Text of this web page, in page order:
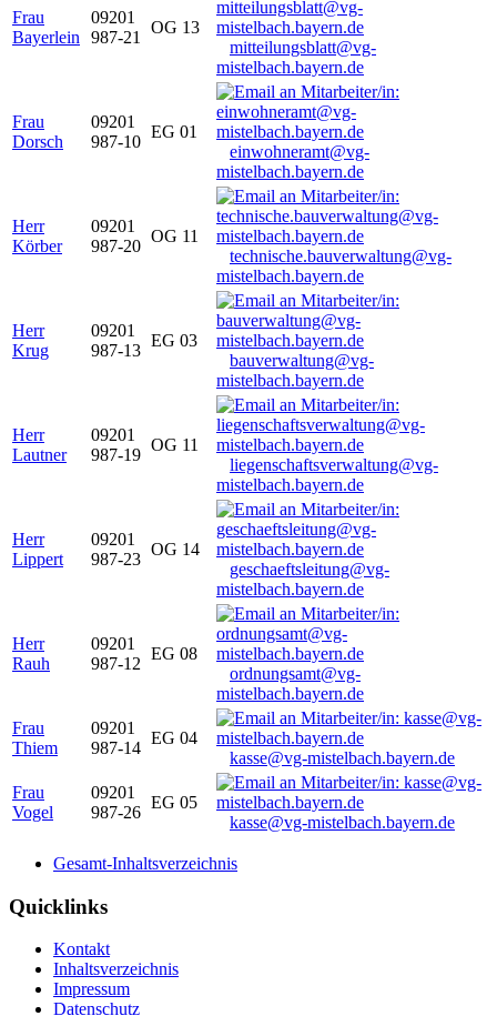
Frau
Bayerlein
09201
987-21
OG 13
mitteilungsblatt@vg-
mistelbach.bayern.de
Frau
Dorsch
09201
987-10
EG 01
einwohneramt@vg-
mistelbach.bayern.de
Herr
Körber
09201
987-20
OG 11
technische.bauverwaltung@vg-
mistelbach.bayern.de
Herr
Krug
09201
987-13
EG 03
bauverwaltung@vg-
mistelbach.bayern.de
Herr
Lautner
09201
987-19
OG 11
liegenschaftsverwaltung@vg-
mistelbach.bayern.de
Herr
Lippert
09201
987-23
OG 14
geschaeftsleitung@vg-
mistelbach.bayern.de
Herr
Rauh
09201
987-12
EG 08
ordnungsamt@vg-
mistelbach.bayern.de
Frau
Thiem
09201
987-14
EG 04
kasse@vg-mistelbach.bayern.de
Frau
Vogel
09201
987-26
EG 05
kasse@vg-mistelbach.bayern.de
Gesamt-Inhaltsverzeichnis
Quicklinks
Kontakt
Inhaltsverzeichnis
Impressum
Datenschutz